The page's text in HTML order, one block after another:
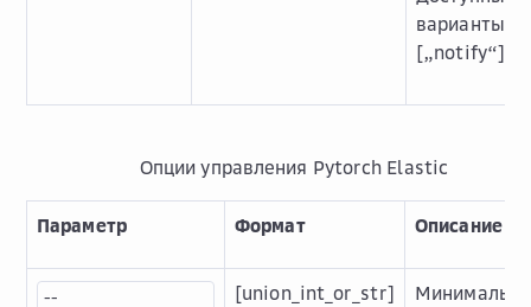
варианты:
[„notify“]
Опции управления Pytorch Elastic
Параметр Формат Описание
--
[union_int_or_str]